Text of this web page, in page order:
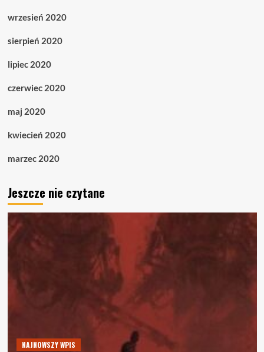
wrzesień 2020
sierpień 2020
lipiec 2020
czerwiec 2020
maj 2020
kwiecień 2020
marzec 2020
Jeszcze nie czytane
NAJNOWSZY WPIS